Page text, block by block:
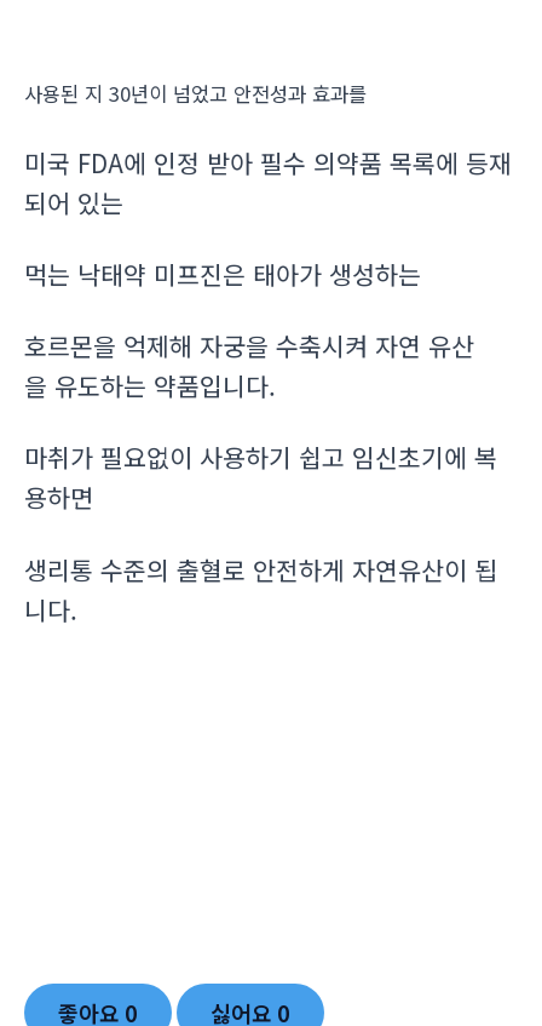
사용된 지 30년이 넘었고 안전성과 효과를
미국 FDA에 인정 받아 필수 의약품 목록에 등재
되어 있는
먹는 낙태약 미프진은 태아가 생성하는
호르몬을 억제해 자궁을 수축시켜 자연 유산
을 유도하는 약품입니다.
마취가 필요없이 사용하기 쉽고 임신초기에 복
용하면
생리통 수준의 출혈로 안전하게 자연유산이 됩
니다.
좋아요 0 싫어요 0